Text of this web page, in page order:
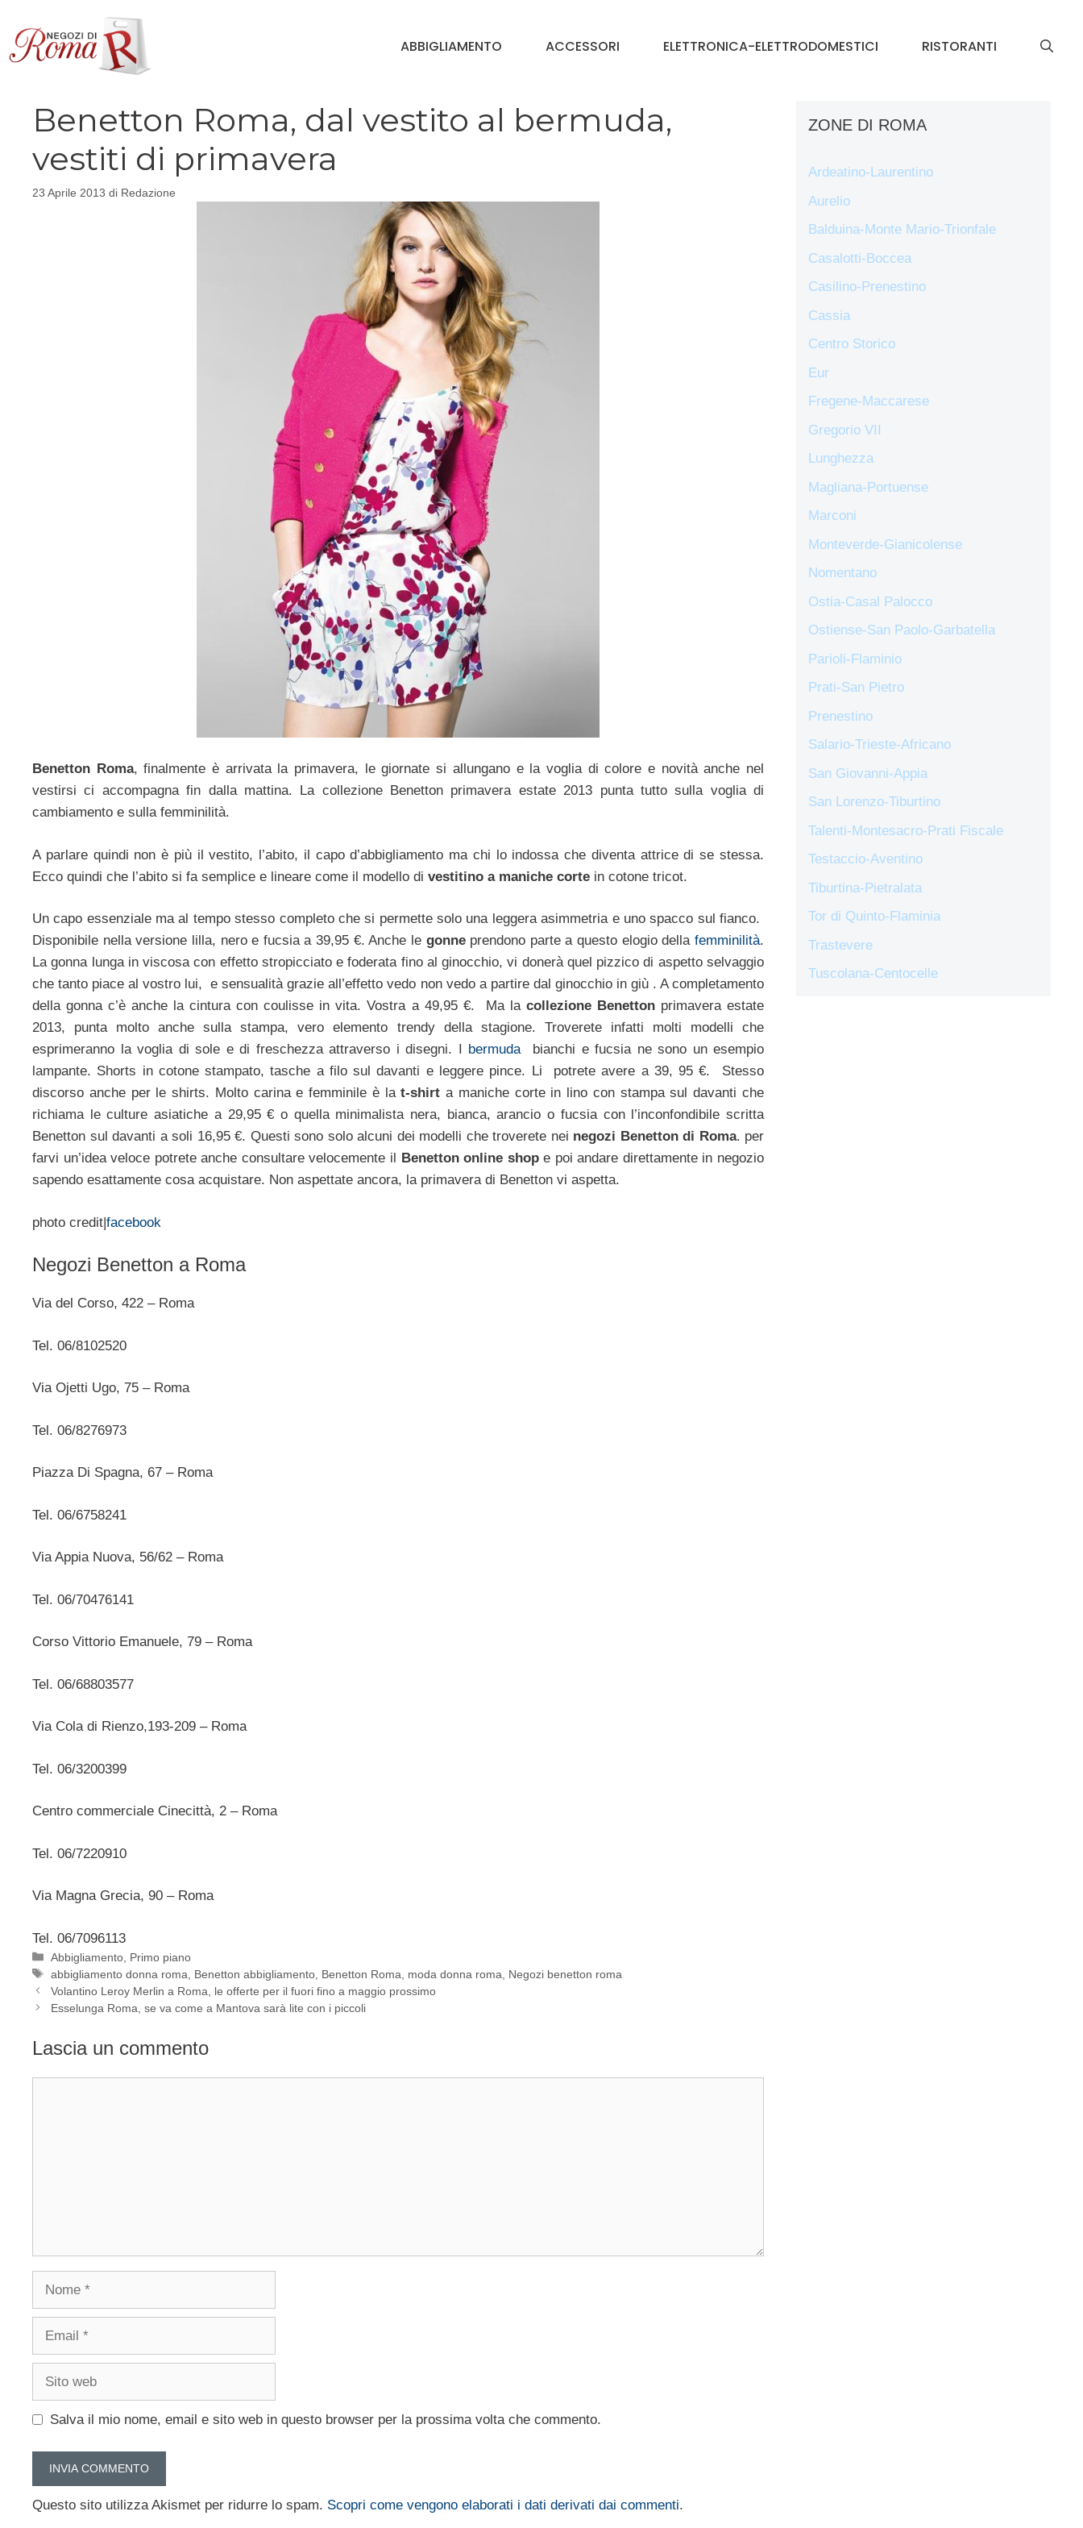
contenuto
ABBIGLIAMENTO ACCESSORI ELETTRONICA-ELETTRODOMESTICI RISTORANTI
Benetton Roma, dal vestito al bermuda,
vestiti di primavera
23 Aprile 2013 di Redazione
Benetton Roma, finalmente è arrivata la primavera, le giornate si allungano e la voglia di colore e novità anche nel
vestirsi ci accompagna fin dalla mattina. La collezione Benetton primavera estate 2013 punta tutto sulla voglia di
cambiamento e sulla femminilità.
A parlare quindi non è più il vestito, l’abito, il capo d’abbigliamento ma chi lo indossa che diventa attrice di se stessa.
Ecco quindi che l’abito si fa semplice e lineare come il modello di vestitino a maniche corte in cotone tricot.
Un capo essenziale ma al tempo stesso completo che si permette solo una leggera asimmetria e uno spacco sul fianco.
Disponibile nella versione lilla, nero e fucsia a 39,95 €. Anche le gonneprendono parte a questo elogio dellafemminilità.
La gonna lunga in viscosa con effetto stropicciato e foderata fino al ginocchio, vi donerà quel pizzico di aspetto selvaggio
che tanto piace al vostro lui, e sensualità grazie all’effetto vedo non vedo a partire dal ginocchio in giù . A completamento
della gonna c’è anche la cintura con coulisse in vita. Vostra a 49,95 €. Ma la collezione Benettonprimavera estate
2013, punta molto anche sulla stampa, vero elemento trendy della stagione. Troverete infatti molti modelli che
esprimeranno la voglia di sole e di freschezza attraverso i disegni. I bermudabianchi e fucsia ne sono un esempio
lampante. Shorts in cotone stampato, tasche a filo sul davanti e leggere pince. Li potrete avere a 39, 95 €. Stesso
discorso anche per le shirts. Molto carina e femminile è lat-shirt a maniche corte in lino con stampa sul davanti che
richiama le culture asiatiche a 29,95 € o quella minimalista nera, bianca, arancio o fucsia con l’inconfondibile scritta
Benetton sul davanti a soli 16,95 €. Questi sono solo alcuni dei modelli che troverete nei negozi Benetton di Roma. per
farvi un’idea veloce potrete anche consultare velocemente il Benetton online shope poi andare direttamente in negozio
sapendo esattamente cosa acquistare. Non aspettate ancora, la primavera di Benetton vi aspetta.
photo credit|facebook
Negozi Benetton a Roma
Via del Corso, 422 – Roma
Tel. 06/8102520
Via Ojetti Ugo, 75 – Roma
Tel. 06/8276973
Piazza Di Spagna, 67 – Roma
Tel. 06/6758241
Via Appia Nuova, 56/62 – Roma
Tel. 06/70476141
Corso Vittorio Emanuele, 79 – Roma
Tel. 06/68803577
Via Cola di Rienzo,193-209 – Roma
Tel. 06/3200399
Centro commerciale Cinecittà, 2 – Roma
Tel. 06/7220910
Via Magna Grecia, 90 – Roma
Tel. 06/7096113
Categorie
Abbigliamento Primo piano
Tag
abbigliamento donna roma Benetton abbigliamento Benetton Roma moda donna roma
Negozi benetton roma
Volantino Leroy Merlin a Roma, le offerte per il fuori fino a maggio prossimo
Esselunga Roma, se va come a Mantova sarà lite con i piccoli
Lascia un commento
Nome
Email
Sito
Salva il mio nome, email e sito web in questo browser per la prossima volta che commento.
Questo sito utilizza Akismet per ridurre lo spam. Scopri come vengono elaborati i dati derivati dai commenti.
ZONE DI ROMA
Ardeatino-Laurentino
Aurelio
Balduina-Monte Mario-Trionfale
Casalotti-Boccea
Casilino-Prenestino
Cassia
Centro Storico
Eur
Fregene-Maccarese
Gregorio VII
Lunghezza
Magliana-Portuense
Marconi
Monteverde-Gianicolense
Nomentano
Ostia-Casal Palocco
Ostiense-San Paolo-Garbatella
Parioli-Flaminio
Prati-San Pietro
Prenestino
Salario-Trieste-Africano
San Giovanni-Appia
San Lorenzo-Tiburtino
Talenti-Montesacro-Prati Fiscale
Testaccio-Aventino
Tiburtina-Pietralata
Tor di Quinto-Flaminia
Trastevere
Tuscolana-Centocelle